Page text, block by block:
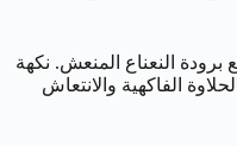
برودة النعناع المنعش. نكهة
الفاكهية والانتعاش